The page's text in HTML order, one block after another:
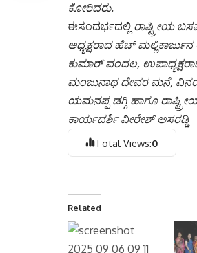
ಕೋರಿದರು.
ಈಸಂದರ್ಭದಲ್ಲಿ ರಾಷ್ಟ್ರೀಯ
ಅಧ್ಯಕ್ಷರಾದ ಹೆಚ್
ಕುಮಾರ್ ವಂದಲ,
ಮಂಜುನಾಥ ದೇವರ ಮನೆ,
ಯಮನಪ್ಪ ಡಗ್ಗಿ ಹಾಗೂ
ಕಾರ್ಯದರ್ಶಿ ವೀರೇಶ್ ಅಸರಡ್ಡಿ
Total Views:0
Related